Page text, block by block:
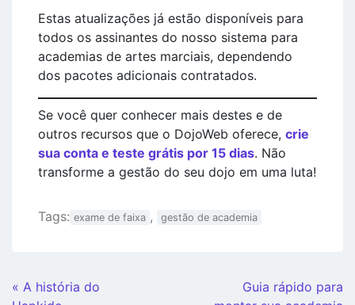
Estas atualizações já estão disponíveis para
todos os assinantes do nosso sistema para
academias de artes marciais, dependendo
dos pacotes adicionais contratados.
Se você quer conhecer mais destes e de
outros recursos que o DojoWeb oferece, crie
sua conta e teste grátis por 15 dias. Não
transforme a gestão do seu dojo em uma luta!
Tags: exame de faixa , gestão de academia
Continue
« A história do
Guia rápido para